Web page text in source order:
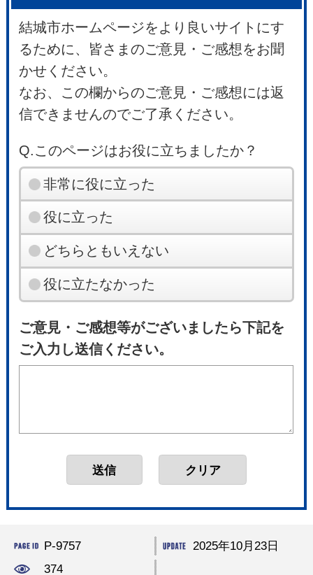
結城市ホームページをより良いサイトにす
るために、皆さまのご意見・ご感想をお聞
かせください。
なお、この欄からのご意見・ご感想には返
信できませんのでご了承ください。
Q.このページはお役に立ちましたか？
非常に役に立った
役に立った
どちらともいえない
役に立たなかった
ご意見・ご感想等がございましたら下記を
ご入力し送信ください。
P-9757
2025年10月23日
374